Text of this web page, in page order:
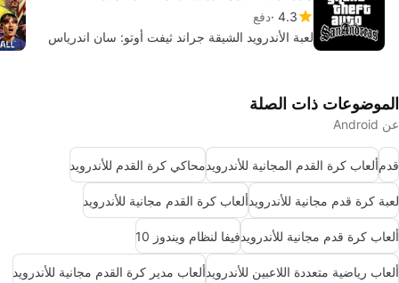
4.3 دفع
لعبة الأندرويد الشيقة جراند ثيفت أوتو: سان اندرياس
الموضوعات ذات الصلة
عن Android
قدمألعاب كرة القدم المجانية للأندرويدمحاكي كرة القدم للأندرويد
لعبة كرة قدم مجانية للأندرويدألعاب كرة القدم مجانية للأندرويد
ألعاب كرة قدم مجانية للأندرويدفيفا لنظام ويندوز 10
ألعاب رياضية متعددة اللاعبين للأندرويدألعاب مدير كرة القدم مجانية للأندرويد